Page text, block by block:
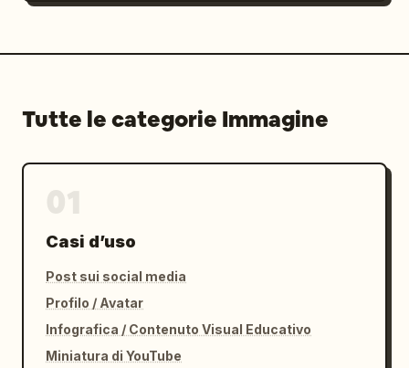
Tutte le categorie Immagine
Casi d’uso
Post sui social media
Profilo / Avatar
Infografica / Contenuto Visual Educativo
Miniatura di YouTube